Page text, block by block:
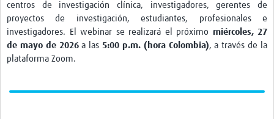
centros de investigación clínica, investigadores, gerentes de
proyectos de investigación, estudiantes, profesionales e
investigadores. El webinar se realizará el próximo miércoles, 27
de mayo de 2026a las5:00 p.m. (hora Colombia), a través de la
plataforma Zoom.